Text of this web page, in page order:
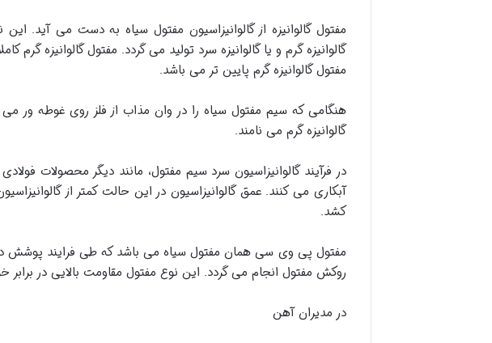
مفتول گالوانیزه از گالوانیزاسیون مفتول سیاه به دست می آید.
گالوانیزه گرم و یا گالوانیزه سرد تولید می گردد. مفتول گالوانیزه
مفتول گالوانیزه گرم پایین تر می باشد.
هنگامی که سیم مفتول سیاه را در وان مذاب از فلز روی غوطه ور
گالوانیزه گرم می نامند.
در فرآیند گالوانیزاسیون سرد سیم مفتول، مانند دیگر محصولات
کشد.
مفتول پی وی سی همان مفتول سیاه می باشد که طی فرایند
روکش مفتول انجام می گردد. این نوع مفتول مقاومت بالایی در
در مدیران آهن